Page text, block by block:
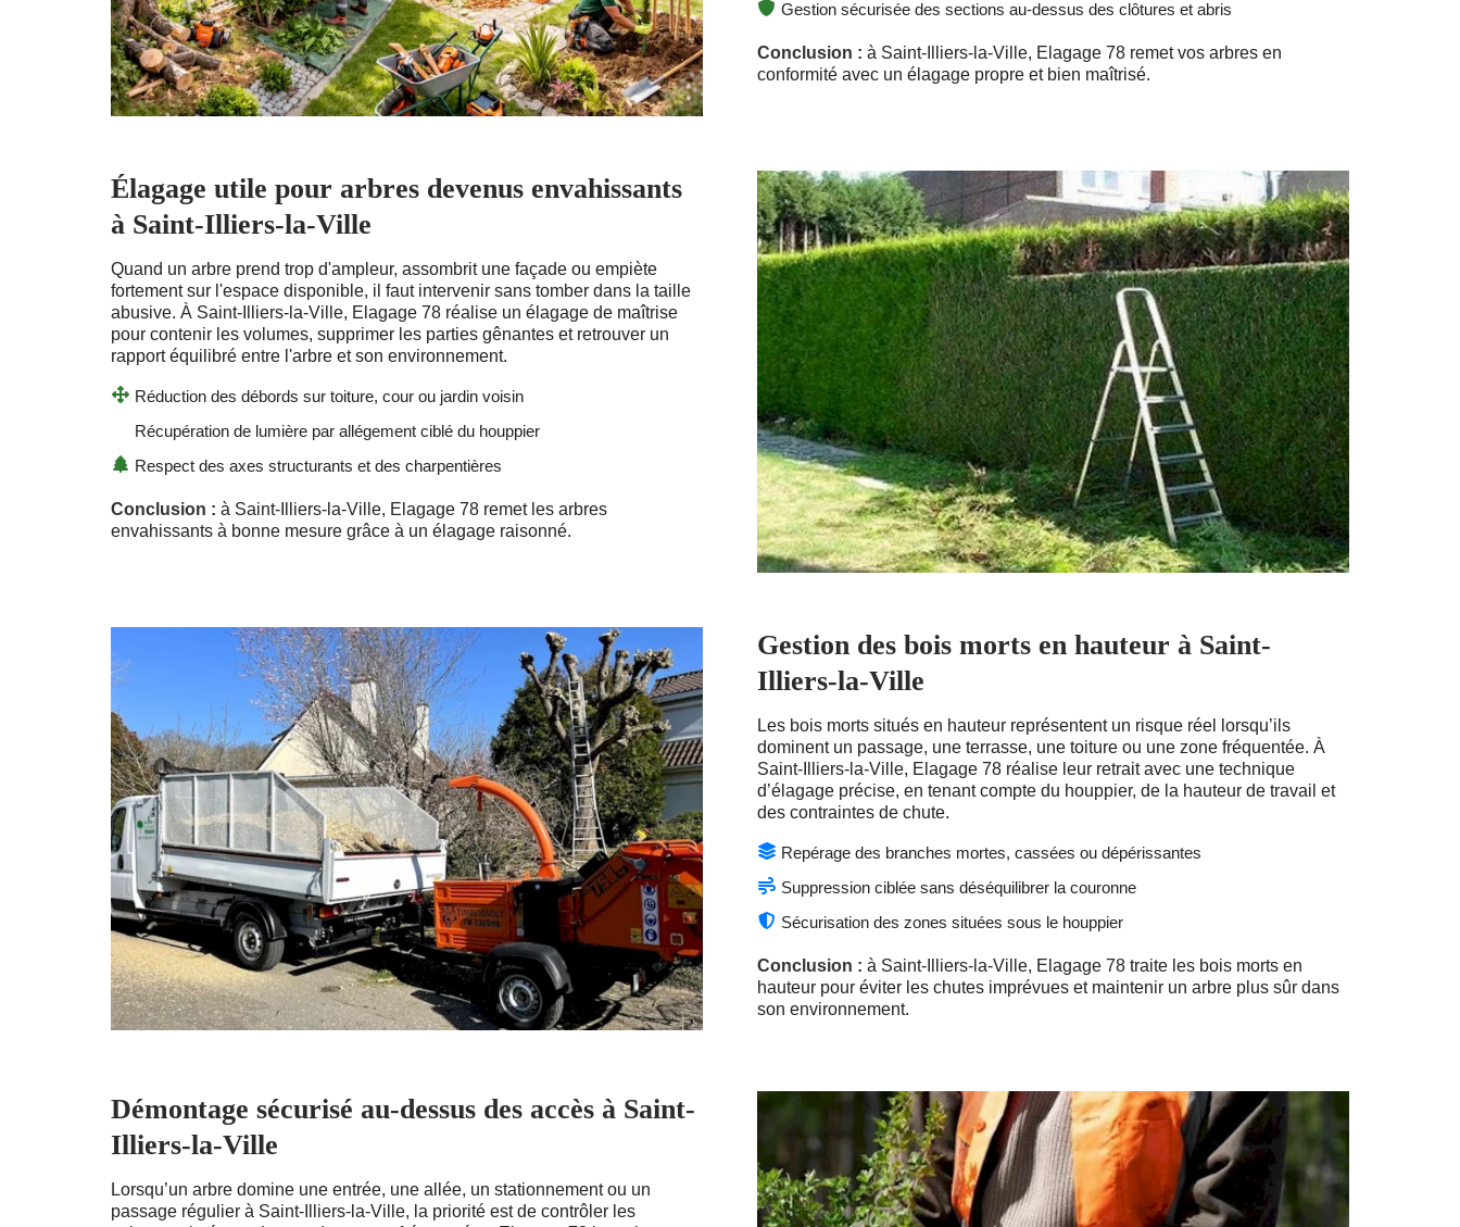
Gestion sécurisée des sections au-dessus des clôtures et abris
Conclusion : à Saint-Illiers-la-Ville, Elagage 78 remet vos arbres en
conformité avec un élagage propre et bien maîtrisé.
Élagage utile pour arbres devenus envahissants
à Saint-Illiers-la-Ville
Quand un arbre prend trop d'ampleur, assombrit une façade ou empiète
fortement sur l'espace disponible, il faut intervenir sans tomber dans la taille
abusive. À Saint-Illiers-la-Ville, Elagage 78 réalise un élagage de maîtrise
pour contenir les volumes, supprimer les parties gênantes et retrouver un
rapport équilibré entre l'arbre et son environnement.
Réduction des débords sur toiture, cour ou jardin voisin
Récupération de lumière par allégement ciblé du houppier
Respect des axes structurants et des charpentières
Conclusion : à Saint-Illiers-la-Ville, Elagage 78 remet les arbres
envahissants à bonne mesure grâce à un élagage raisonné.
Gestion des bois morts en hauteur à Saint-
Illiers-la-Ville
Les bois morts situés en hauteur représentent un risque réel lorsqu’ils
dominent un passage, une terrasse, une toiture ou une zone fréquentée. À
Saint-Illiers-la-Ville, Elagage 78 réalise leur retrait avec une technique
d’élagage précise, en tenant compte du houppier, de la hauteur de travail et
des contraintes de chute.
Repérage des branches mortes, cassées ou dépérissantes
Suppression ciblée sans déséquilibrer la couronne
Sécurisation des zones situées sous le houppier
Conclusion : à Saint-Illiers-la-Ville, Elagage 78 traite les bois morts en
hauteur pour éviter les chutes imprévues et maintenir un arbre plus sûr dans
son environnement.
Démontage sécurisé au-dessus des accès à Saint-
Illiers-la-Ville
Lorsqu’un arbre domine une entrée, une allée, un stationnement ou un
passage régulier à Saint-Illiers-la-Ville, la priorité est de contrôler les